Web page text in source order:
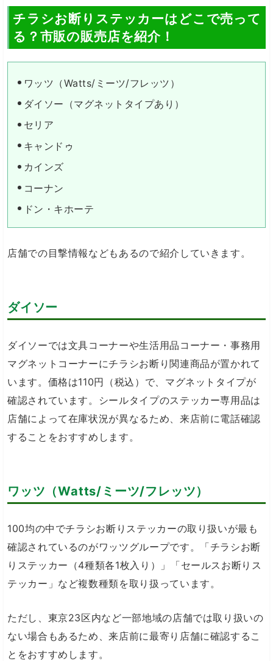
チラシお断りステッカーはどこで売って
る？市販の販売店を紹介！
ワッツ（Watts/ミーツ/フレッツ）
ダイソー（マグネットタイプあり）
セリア
キャンドゥ
カインズ
コーナン
ドン・キホーテ
店舗での目撃情報などもあるので紹介していきます。
ダイソー
ダイソーでは文具コーナーや生活用品コーナー・事務用
マグネットコーナーにチラシお断り関連商品が置かれて
います。価格は110円（税込）で、マグネットタイプが
確認されています。シールタイプのステッカー専用品は
店舗によって在庫状況が異なるため、来店前に電話確認
することをおすすめします。
ワッツ（Watts/ミーツ/フレッツ）
100均の中でチラシお断りステッカーの取り扱いが最も
確認されているのがワッツグループです。「チラシお断
りステッカー（4種類各1枚入り）」「セールスお断りス
テッカー」など複数種類を取り扱っています。
ただし、東京23区内など一部地域の店舗では取り扱いの
ない場合もあるため、来店前に最寄り店舗に確認するこ
とをおすすめします。